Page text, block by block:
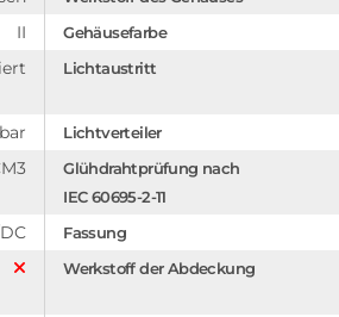
II Gehäusefarbe
Lichtaustritt
Lichtverteiler
Glühdrahtprüfung nach
IEC 60695-2-11
Fassung
Werkstoff der Abdeckung